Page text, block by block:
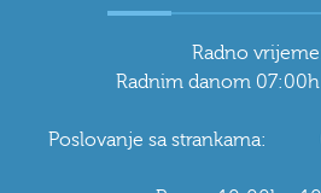
Radno
Radnim danom
Poslovanje sa strankama: